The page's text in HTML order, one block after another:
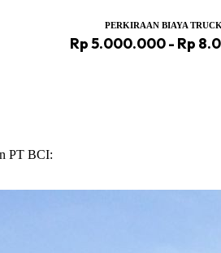
PERKIRAAN BIAYA
Rp 5.000.000 - Rp
PT BCI: